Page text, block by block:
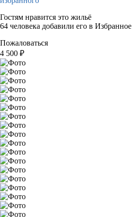
Гостям нравится это жильё
64 человека добавили его в Избранное
Пожаловаться
4 500 ₽